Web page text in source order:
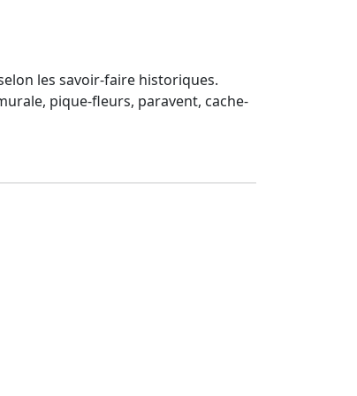
les savoir-faire historiques.
pique-fleurs, paravent, cache-